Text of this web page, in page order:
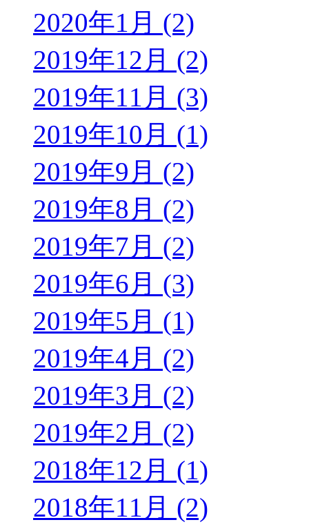
2020年1月 (2)
2019年12月 (2)
2019年11月 (3)
2019年10月 (1)
2019年9月 (2)
2019年8月 (2)
2019年7月 (2)
2019年6月 (3)
2019年5月 (1)
2019年4月 (2)
2019年3月 (2)
2019年2月 (2)
2018年12月 (1)
2018年11月 (2)